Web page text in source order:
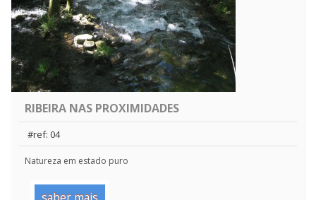
RIBEIRA NAS PROXIMIDADES
#ref: 04
Natureza em estado puro